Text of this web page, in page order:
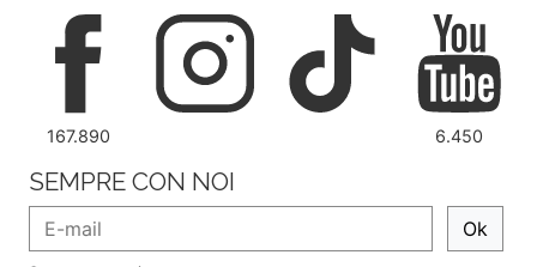
167.890 6.450
SEMPRE CON NOI
Ok